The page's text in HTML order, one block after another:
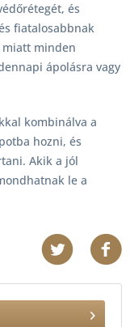
és
fiatalosabbnak
miatt minden
ápolásra vagy
kombinálva a
hozni, és
Akik a jól
le a